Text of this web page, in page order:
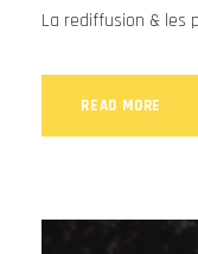
La rediffusion & les
READ MORE